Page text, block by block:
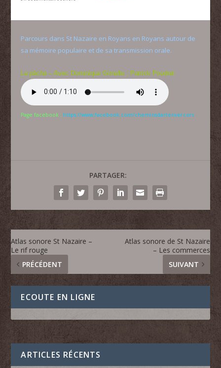
Parcours dans St Nazaire en Royans en Royans autour de
sa mémoire populaire et de sa transmission orale.
La pêche – Avec Dominique Gimelle ; Patrick Poudret
Page facebook : https://www.facebook.com/cheminsdartenvercors
PARTAGER:
Atlas sonore St Nazaire –
Le rif rouge
PRÉCÉDENT
Atlas sonore de St Nazaire
– Les commerces
SUIVANT
ECOUTE EN LIGNE
ARTICLES RÉCENTS